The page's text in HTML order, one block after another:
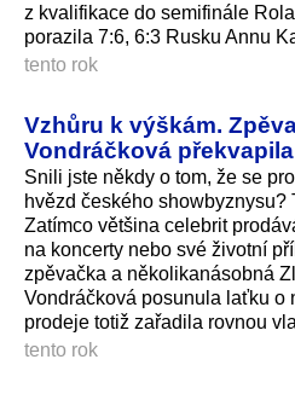
z kvalifikace do semifinále
porazila 7:6, 6:3 Rusku Annu
tento rok
Vzhůru k výškám.
Vondráčková
Snili jste někdy o tom, že se
hvězd českého showbyznysu?
Zatímco většina celebrit
na koncerty nebo své životní
zpěvačka a několikanásobná
Vondráčková posunula laťku o
prodeje totiž zařadila rovnou
tento rok